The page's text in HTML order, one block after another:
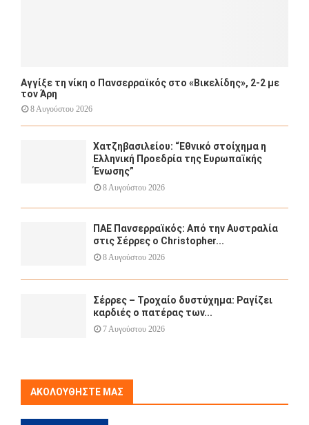
Αγγίξε τη νίκη ο Πανσερραϊκός στο «Βικελίδης», 2-2 με
τον Άρη
8 Αυγούστου 2026
Χατζηβασιλείου: “Εθνικό στοίχημα η
Ελληνική Προεδρία της Ευρωπαϊκής
Ένωσης”
8 Αυγούστου 2026
ΠΑΕ Πανσερραϊκός: Από την Αυστραλία
στις Σέρρες ο Christopher...
8 Αυγούστου 2026
Σέρρες – Τροχαίο δυστύχημα: Ραγίζει
καρδιές ο πατέρας των...
7 Αυγούστου 2026
ΑΚΟΛΟΥΘΉΣΤΕ ΜΑΣ